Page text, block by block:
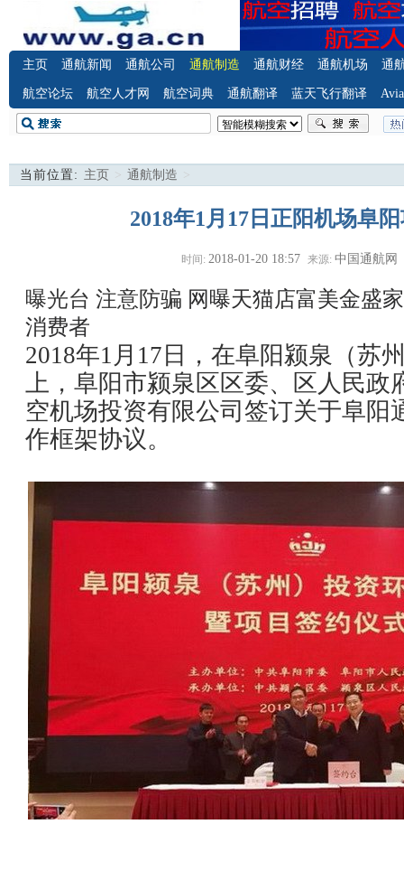
主页 通航新闻 通航公司 通航制造 通航财经 通航机场 通
航空论坛 航空人才网 航空词典 通航翻译 蓝天飞行翻译
当前位置: 主页 > 通航制造 >
2018年1月17日正阳机场阜
时间: 2018-01-20 18:57 来源: 中国通航网
曝光台 注意防骗 网曝天猫店富美金盛
消费者
2018年1月17日，在阜阳颍泉（苏
上，阜阳市颍泉区区委、区人民政
空机场投资有限公司签订关于阜阳
作框架协议。